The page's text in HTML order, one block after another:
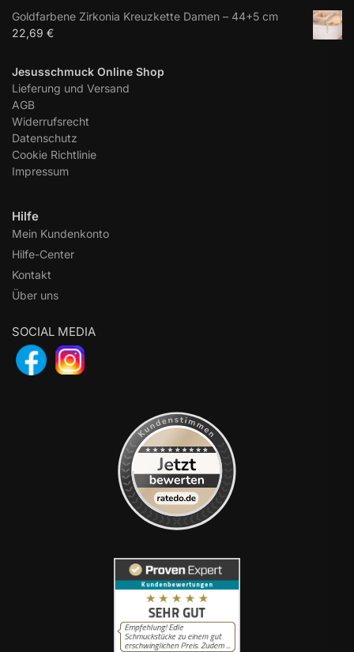
Goldfarbene Zirkonia Kreuzkette Damen – 44+5 cm
22,69 €
Jesusschmuck Online Shop
Lieferung und Versand
AGB
Widerrufsrecht
Datenschutz
Cookie Richtlinie
Impressum
Hilfe
Mein Kundenkonto
Hilfe-Center
Kontakt
Über uns
SOCIAL MEDIA